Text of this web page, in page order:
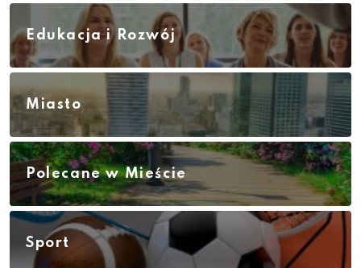
Edukacja i Rozwój
Miasto
Polecane w Mieście
Sport